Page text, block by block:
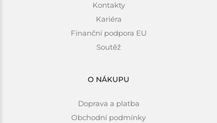
Kontakty
Kariéra
Finanční podpora EU
Soutěž
O NÁKUPU
Doprava a platba
Obchodní podmínky